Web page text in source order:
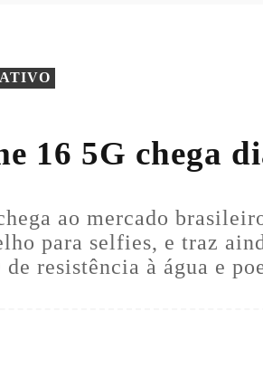
16 5G chega
ao mercado
para selfies, e traz
resistência à água e